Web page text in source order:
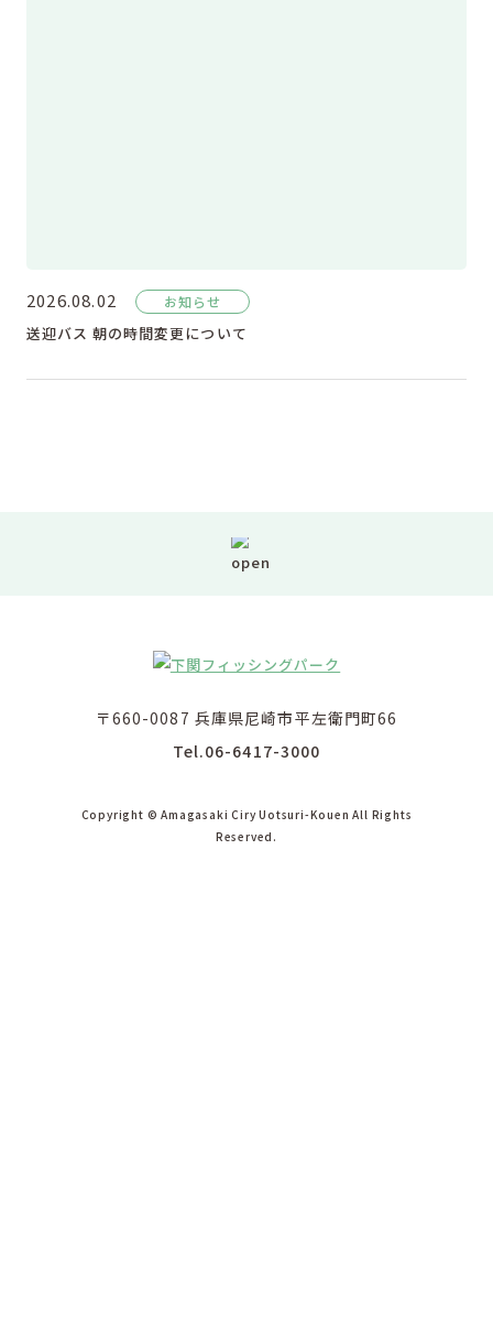
2026.08.02 お知らせ
送迎バス 朝の時間変更について
〒660-0087 兵庫県尼崎市平左衛門町66
Tel.06-6417-3000
Copyright © Amagasaki Ciry Uotsuri-Kouen All Rights
Reserved.